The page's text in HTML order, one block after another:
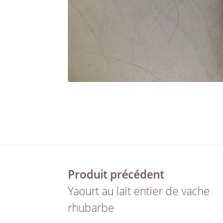
Produit précédent
Yaourt au lait entier de vache
rhubarbe